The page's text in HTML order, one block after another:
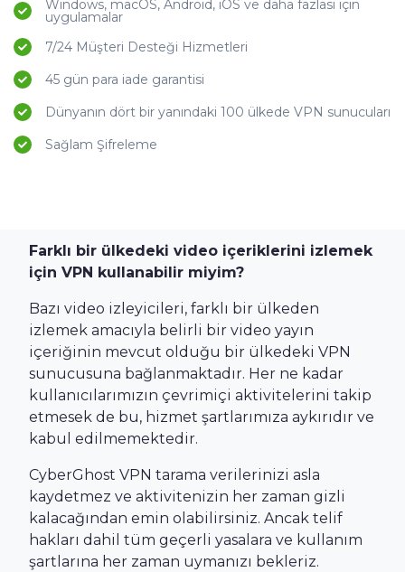
Windows, macOS, Android, iOS ve daha fazlası için
uygulamalar
7/24 Müşteri Desteği Hizmetleri
45 gün para iade garantisi
Dünyanın dört bir yanındaki 100 ülkede VPN sunucuları
Sağlam Şifreleme
Farklı bir ülkedeki video içeriklerini izlemek
için VPN kullanabilir miyim?
Bazı video izleyicileri, farklı bir ülkeden
izlemek amacıyla belirli bir video yayın
içeriğinin mevcut olduğu bir ülkedeki VPN
sunucusuna bağlanmaktadır. Her ne kadar
kullanıcılarımızın çevrimiçi aktivitelerini takip
etmesek de bu, hizmet şartlarımıza aykırıdır ve
kabul edilmemektedir.
CyberGhost VPN tarama verilerinizi asla
kaydetmez ve aktivitenizin her zaman gizli
kalacağından emin olabilirsiniz. Ancak telif
hakları dahil tüm geçerli yasalara ve kullanım
şartlarına her zaman uymanızı bekleriz.